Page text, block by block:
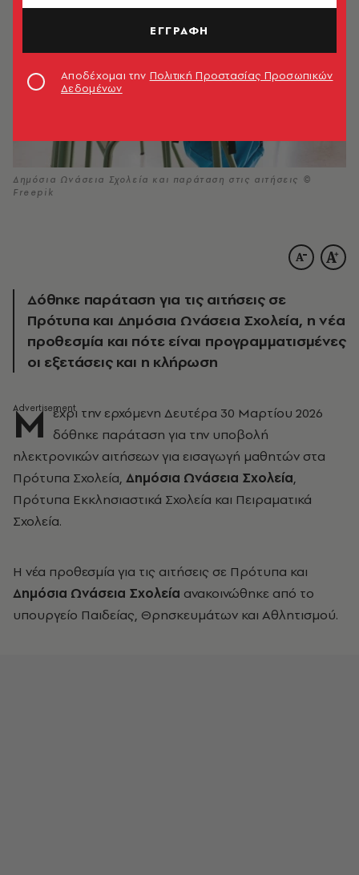
Δημόσια Ωνάσεια Σχολεία και παράταση στις αιτήσεις ©
Freepik
Δόθηκε παράταση για τις αιτήσεις σε
Πρότυπα και Δημόσια Ωνάσεια Σχολεία, η νέα
προθεσμία και πότε είναι προγραμματισμένες
οι εξετάσεις και η κλήρωση
Μ έχρι την ερχόμενη Δευτέρα 30 Μαρτίου 2026
δόθηκε παράταση για την υποβολή
ηλεκτρονικών αιτήσεων για εισαγωγή μαθητών στα
Πρότυπα Σχολεία, Δημόσια Ωνάσεια Σχολεία,
Πρότυπα Εκκλησιαστικά Σχολεία και Πειραματικά
Σχολεία.
Η νέα προθεσμία για τις αιτήσεις σε Πρότυπα και
Δημόσια Ωνάσεια Σχολεία ανακοινώθηκε από το
υπουργείο Παιδείας, Θρησκευμάτων και Αθλητισμού.
ΕΓΓΡΑΦΗ
Αποδέχομαι την Πολιτική Προστασίας Προσωπικών
Δεδομένων